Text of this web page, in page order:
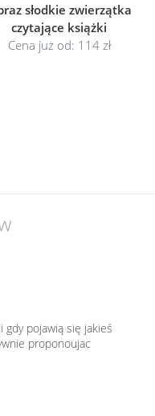
słodkie zwierzątka
czytające książki
Cena już od: 114 zł
pojawią się jakieś
proponoujac